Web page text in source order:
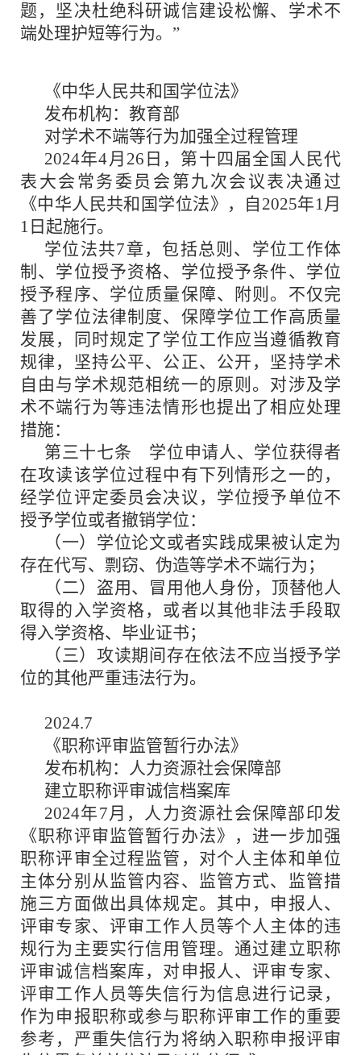
题，坚决杜绝科研诚信建设松懈、学术不
端处理护短等行为。”
《中华人民共和国学位法》
发布机构：教育部
对学术不端等行为加强全过程管理
2024年4月26日，第十四届全国人民代
表大会常务委员会第九次会议表决通过
《中华人民共和国学位法》，自2025年1月
1日起施行。
学位法共7章，包括总则、学位工作体
制、学位授予资格、学位授予条件、学位
授予程序、学位质量保障、附则。不仅完
善了学位法律制度、保障学位工作高质量
发展，同时规定了学位工作应当遵循教育
规律，坚持公平、公正、公开，坚持学术
自由与学术规范相统一的原则。对涉及学
术不端行为等违法情形也提出了相应处理
措施：
第三十七条 学位申请人、学位获得者
在攻读该学位过程中有下列情形之一的，
经学位评定委员会决议，学位授予单位不
授予学位或者撤销学位：
（一）学位论文或者实践成果被认定为
存在代写、剽窃、伪造等学术不端行为；
（二）盗用、冒用他人身份，顶替他人
取得的入学资格，或者以其他非法手段取
得入学资格、毕业证书；
（三）攻读期间存在依法不应当授予学
位的其他严重违法行为。
2024.7
《职称评审监管暂行办法》
发布机构：人力资源社会保障部
建立职称评审诚信档案库
2024年7月，人力资源社会保障部印发
《职称评审监管暂行办法》，进一步加强
职称评审全过程监管，对个人主体和单位
主体分别从监管内容、监管方式、监管措
施三方面做出具体规定。其中，申报人、
评审专家、评审工作人员等个人主体的违
规行为主要实行信用管理。通过建立职称
评审诚信档案库，对申报人、评审专家、
评审工作人员等失信行为信息进行记录，
作为申报职称或参与职称评审工作的重要
参考，严重失信行为将纳入职称申报评审